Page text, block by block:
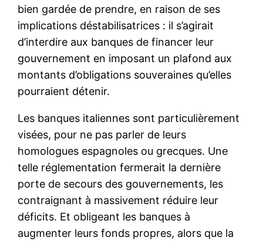
bien gardée de prendre, en raison de ses
implications déstabilisatrices : il s’agirait
d’interdire aux banques de financer leur
gouvernement en imposant un plafond aux
montants d’obligations souveraines qu’elles
pourraient détenir.
Les banques italiennes sont particulièrement
visées, pour ne pas parler de leurs
homologues espagnoles ou grecques. Une
telle réglementation fermerait la dernière
porte de secours des gouvernements, les
contraignant à massivement réduire leur
déficits. Et obligeant les banques à
augmenter leurs fonds propres, alors que la